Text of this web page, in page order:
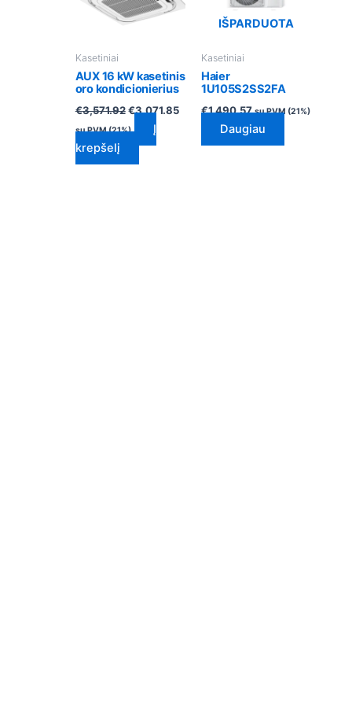
Kasetiniai
AUX 16 kW kasetinis
oro kondicionierius
€3,571.92 €3,071.85
su PVM (21%)
Į
krepšelį
IŠPARDUOTA
Kasetiniai
Haier
1U105S2SS2FA
€1,490.57 su PVM (21%)
Daugiau